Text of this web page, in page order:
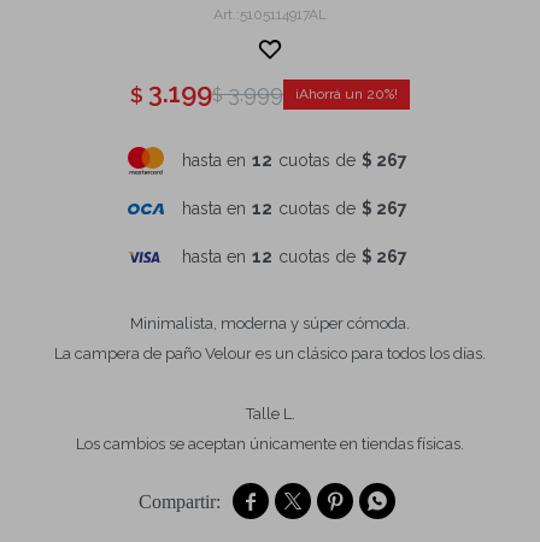
5105114917AL
$ 3.199$ 3.999 20
hasta en 12 cuotas de $ 267
hasta en 12 cuotas de $ 267
hasta en 12 cuotas de $ 267
Minimalista, moderna y súper cómoda.
La campera de paño Velour es un clásico para todos los días.
Talle L.
Los cambios se aceptan únicamente en tiendas físicas.
   